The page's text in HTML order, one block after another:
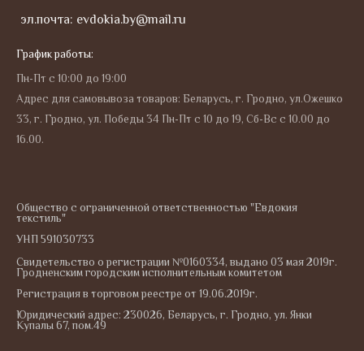
эл.почта: evdokia.by@mail.ru
График работы:
Пн-Пт с 10:00 до 19:00
Адрес для самовывоза товаров: Беларусь, г. Гродно, ул.Ожешко
33, г. Гродно, ул. Победы 34 Пн-Пт с 10 до 19, Сб-Вс с 10.00 до
16.00.
Общество с ограниченной ответственностью "Евдокия
текстиль"
УНП 591030733
Свидетельство о регистрации №0160334, выдано 03 мая 2019г.
Гродненским городским исполнительным комитетом
Регистрация в торговом реестре от 19.06.2019г.
Юридический адрес: 230026, Беларусь, г. Гродно, ул. Янки
Купалы 67, пом.49